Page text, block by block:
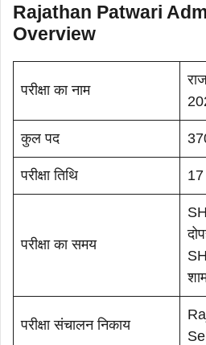
Rajathan Patwari
Overview
परीक्षा का नाम
कुल पद
परीक्षा तिथि
परीक्षा का समय
परीक्षा संचालन निकाय